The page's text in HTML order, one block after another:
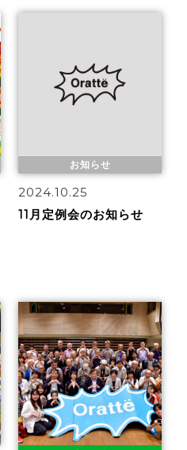
お知らせ
2024.10.25
11月定例会のお知らせ